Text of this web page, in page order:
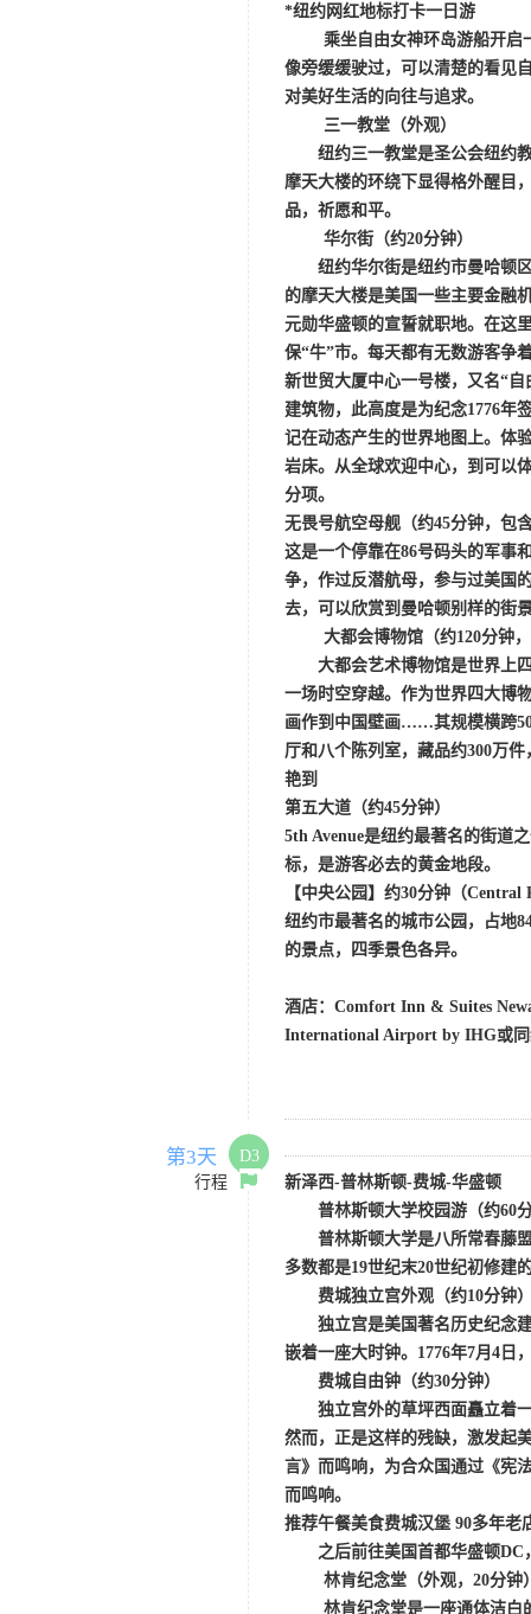
*纽约网红地标打卡一日游
乘坐自由女神环岛游船开
像旁缓缓驶过，可以清楚的看见
对美好生活的向往与追求。
三一教堂（外观）
纽约三一教堂是圣公会纽约
摩天大楼的环绕下显得格外醒目
品，祈愿和平。
华尔街（约20分钟）
纽约华尔街是纽约市曼哈顿
的摩天大楼是美国一些主要金融
元勋华盛顿的宣誓就职地。在这
保“牛”市。每天都有无数游客争
新世贸大厦中心一号楼，又名“自
建筑物，此高度是为纪念1776年
记在动态产生的世界地图上。体
岩床。从全球欢迎中心，到可以
分项。
无畏号航空母舰 （约45分钟，包
这是一个停靠在86号码头的军事
争，作过反潜航母，参与过美国
去，可以欣赏到曼哈顿别样的街
大都会博物馆（约120分钟
大都会艺术博物馆是世界上
一场时空穿越。作为世界四大博
画作到中国壁画……其规模横跨
厅和八个陈列室，藏品约300万
艳到
第五大道 （约45分钟）
5th Avenue是纽约最著名的街道
标，是游客必去的黄金地段。
【中央公园 】约30分钟 （Central
纽约市最著名的城市公园，占地
的景点，四季景色各异。
酒店： Comfort Inn & Suites
International Airport by IHG或
第3天
D3
行程
新泽西-普林斯顿-费城-华盛顿
普林斯顿大学校园游 （约60
普林斯顿大学是八所常春藤
多数都是19世纪末20世纪初修建
费城独立宫外观 （约10分钟
独立宫是美国著名历史纪念
嵌着一座大时钟。 1776年7月4日
费城自由钟 （约30分钟）
独立宫外的草坪西面矗立着
然而，正是这样的残缺，激发起
言》而鸣响，为合众国通过《宪
而鸣响。
推荐午餐美食费城汉堡 90多年老
之后前往美国首都华盛顿DC
林肯纪念堂 （外观，20分钟
林肯纪念堂是一座通体洁白